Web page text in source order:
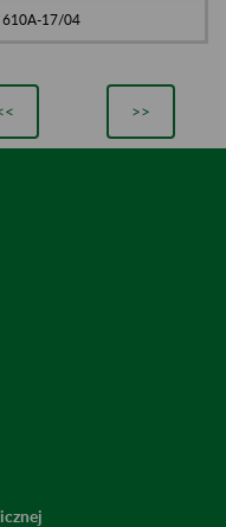
610A-17/04
>>